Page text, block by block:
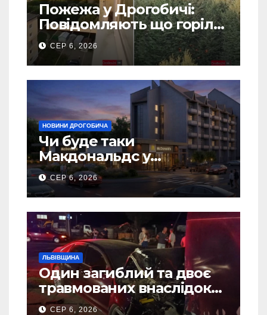
Пожежа у Дрогобичі:
Повідомляють що горіло
5 гаражів (Відео)
СЕР 6, 2026
НОВИНИ ДРОГОБИЧА
Чи буде таки
Макдональдс у
Дрогобичі? (Фото)
СЕР 6, 2026
ЛЬВІВЩИНА
Один загиблий та двоє
травмованих внаслідок
ДТП на Самбірщині
СЕР 6, 2026